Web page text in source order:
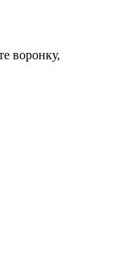
воронку,